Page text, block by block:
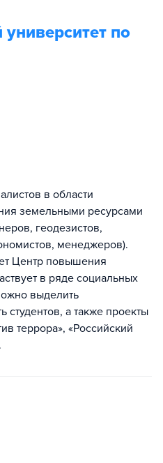
по
в области
земельными ресурсами
геодезистов,
менеджеров).
Центр повышения
в ряде социальных
выделить
студентов, а также проекты
террора», «Российский